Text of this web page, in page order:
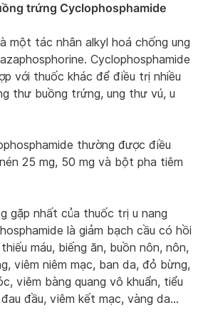
trứng Cyclophosphamide
một tác nhân alkyl hoá chống ung
Cyclophosphamide
với thuốc khác để điều trị nhiều
thư buồng trứng, ung thư vú, u
thường được điều
25 mg, 50 mg và bột pha tiêm
gặp nhất của thuốc trị u nang
là giảm bạch cầu có hồi
máu, biếng ăn, buồn nôn, nôn,
viêm niêm mạc, ban da, đỏ bừng,
viêm bàng quang vô khuẩn, tiểu
đầu, viêm kết mạc, vàng da…